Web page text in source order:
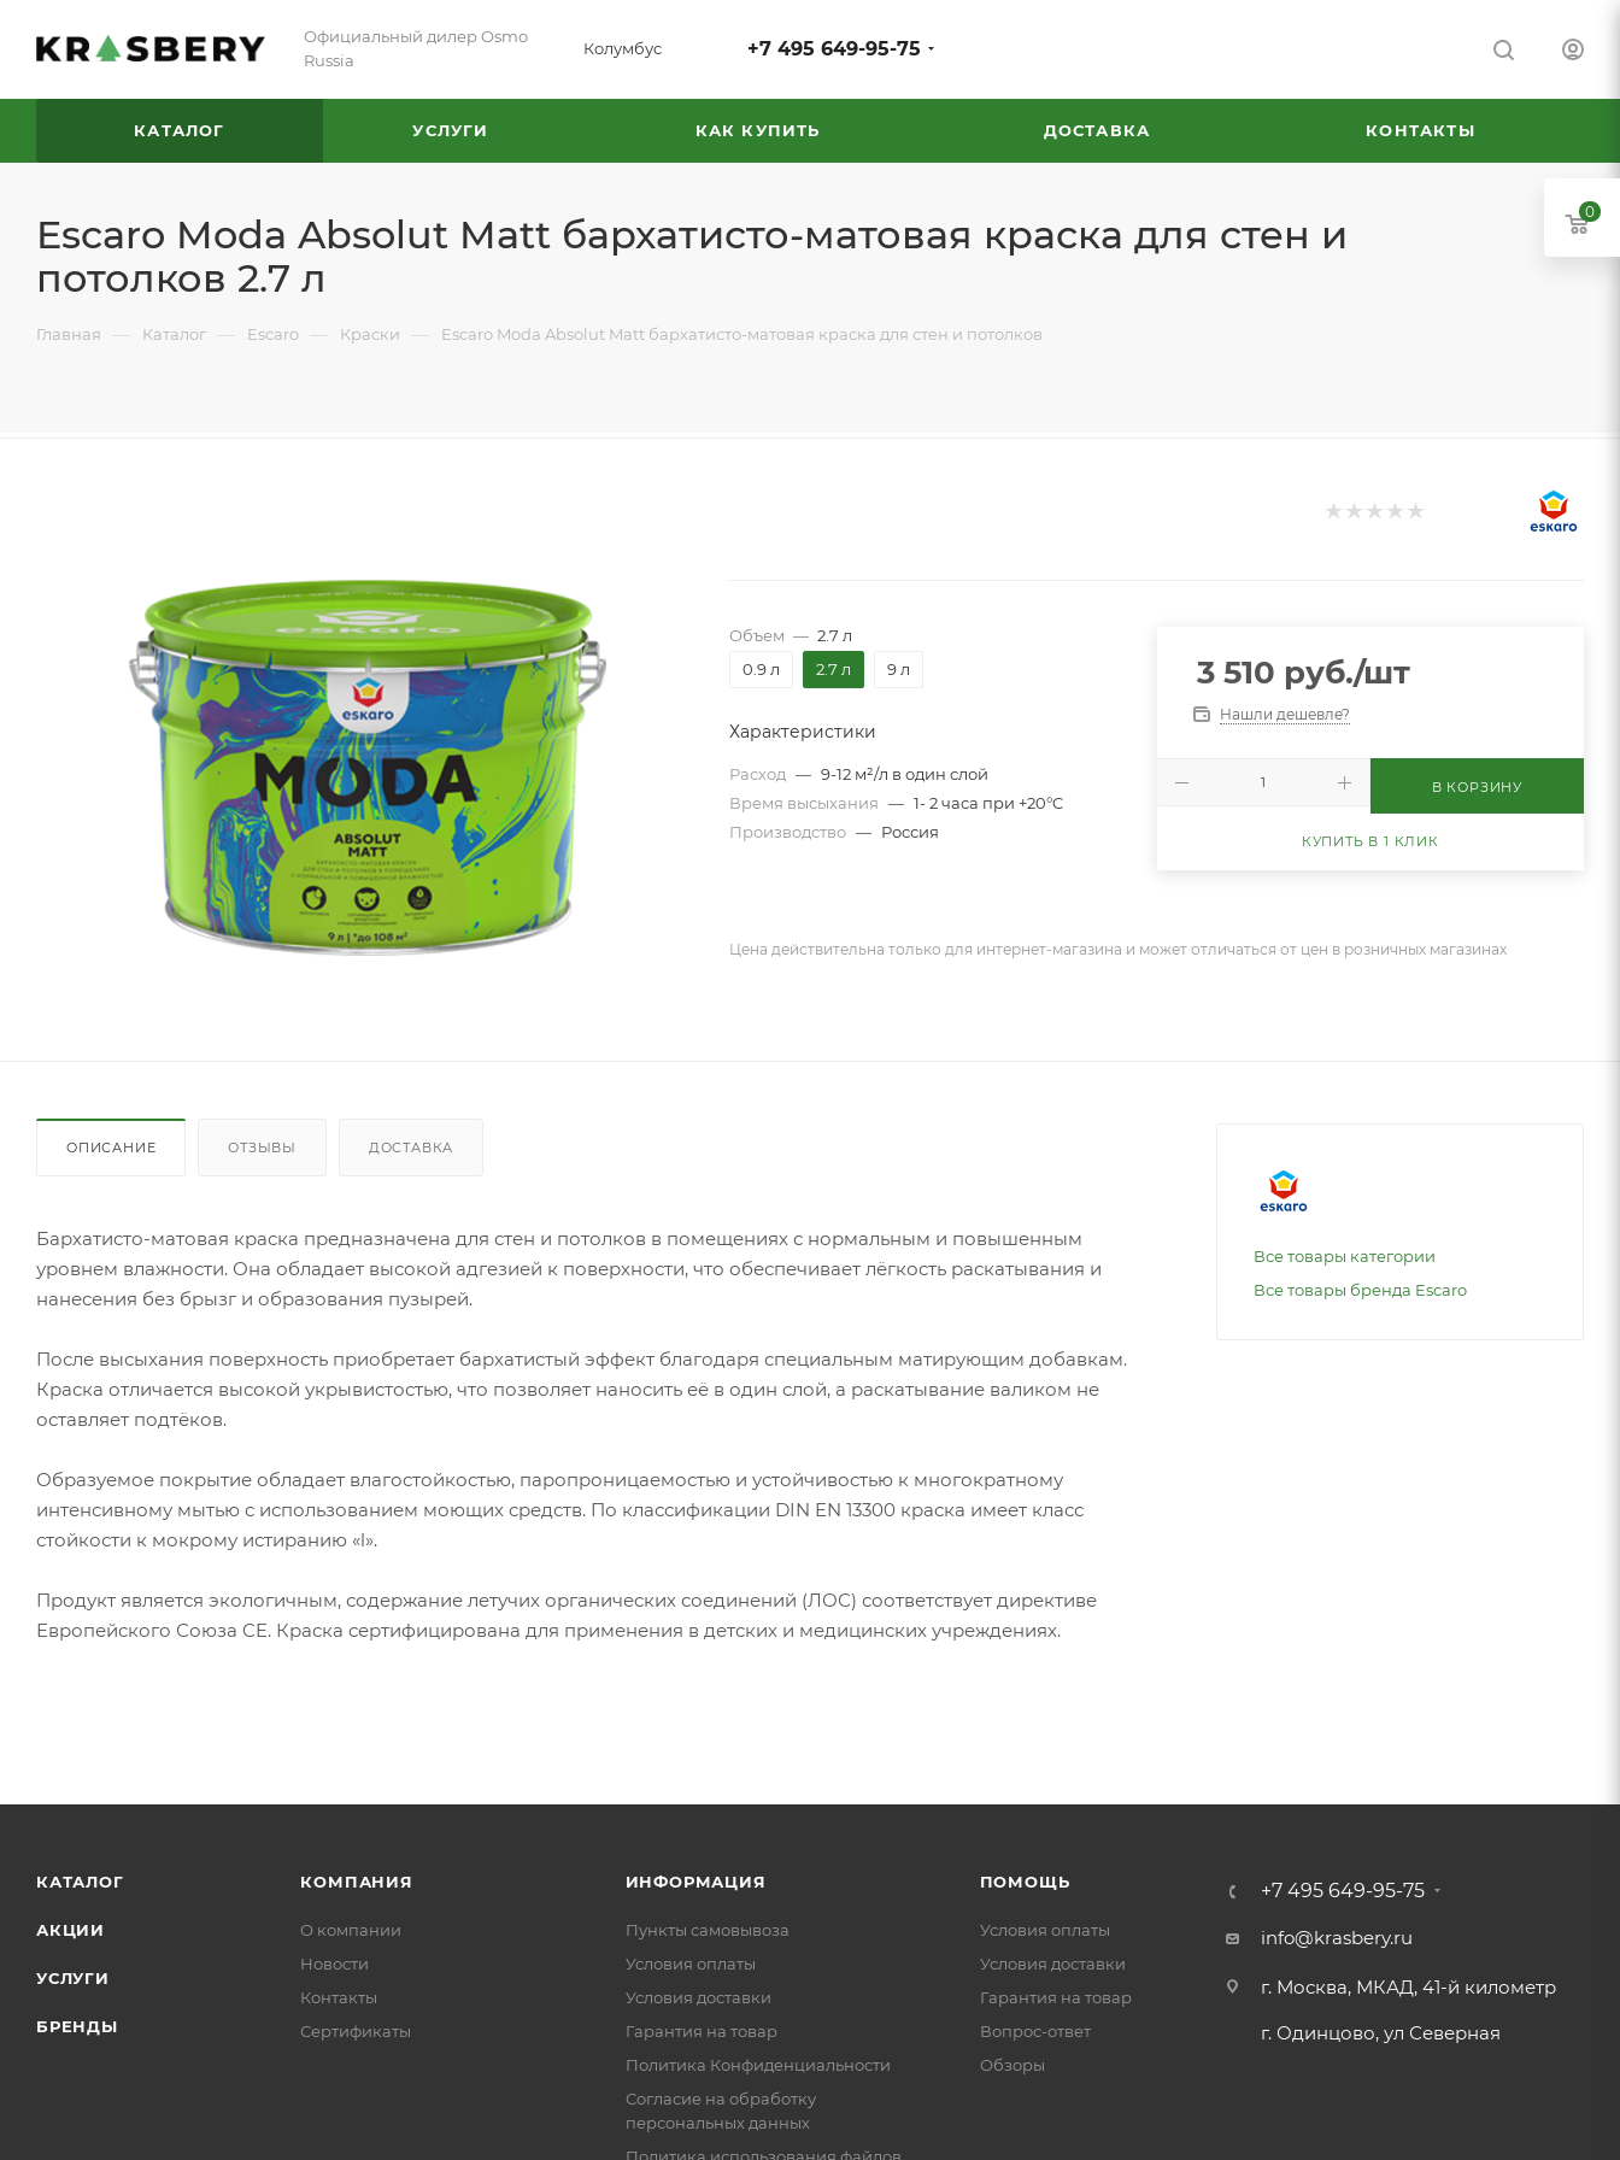
Официальный дилер Osmo
Russia
Колумбус +7 495 649-95-75
КАТАЛОГ УСЛУГИ КАК КУПИТЬ ДОСТАВКА КОНТАКТЫ
Escaro Moda Absolut Matt бархатисто-матовая краска для стен и
потолков 2.7 л
Главная — Каталог — Escaro — Краски — Escaro Moda Absolut Matt бархатисто-матовая краска для стен и потолков
Объем — 2.7 л
0.9 л
2.7 л 9 л
Характеристики
Расход — 9-12 м²/л в один слой
Время высыхания — 1- 2 часа при +20°C
Производство — Россия
3 510 руб./шт
Нашли дешевле?
В КОРЗИНУ
КУПИТЬ В 1 КЛИК
Цена действительна только для интернет-магазина и может отличаться от цен в розничных магазинах
ОПИСАНИЕ ОТЗЫВЫ ДОСТАВКА
Бархатисто-матовая краска предназначена для стен и потолков в помещениях с нормальным и повышенным
уровнем влажности. Она обладает высокой адгезией к поверхности, что обеспечивает лёгкость раскатывания и
нанесения без брызг и образования пузырей.
После высыхания поверхность приобретает бархатистый эффект благодаря специальным матирующим добавкам.
Краска отличается высокой укрывистостью, что позволяет наносить её в один слой, а раскатывание валиком не
оставляет подтёков.
Образуемое покрытие обладает влагостойкостью, паропроницаемостью и устойчивостью к многократному
интенсивному мытью с использованием моющих средств. По классификации DIN EN 13300 краска имеет класс
стойкости к мокрому истиранию «l».
Продукт является экологичным, содержание летучих органических соединений (ЛОС) соответствует директиве
Европейского Союза CE. Краска сертифицирована для применения в детских и медицинских учреждениях.
Все товары категории
Все товары бренда Escaro
КАТАЛОГ
АКЦИИ
УСЛУГИ
БРЕНДЫ
КОМПАНИЯ
О компании
Новости
Контакты
Сертификаты
ИНФОРМАЦИЯ
Пункты самовывоза
Условия оплаты
Условия доставки
Гарантия на товар
Политика Конфиденциальности
Согласие на обработку
персональных данных
ПОМОЩЬ
Условия оплаты
Условия доставки
Гарантия на товар
Вопрос-ответ
Обзоры
+7 495 649-95-75
info@krasbery.ru
г. Москва, МКАД, 41-й километр
г. Одинцово, ул Северная
0